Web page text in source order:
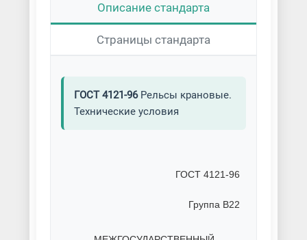
Описание стандарта
Страницы стандарта
ГОСТ 4121-96Рельсы крановые.
Технические условия